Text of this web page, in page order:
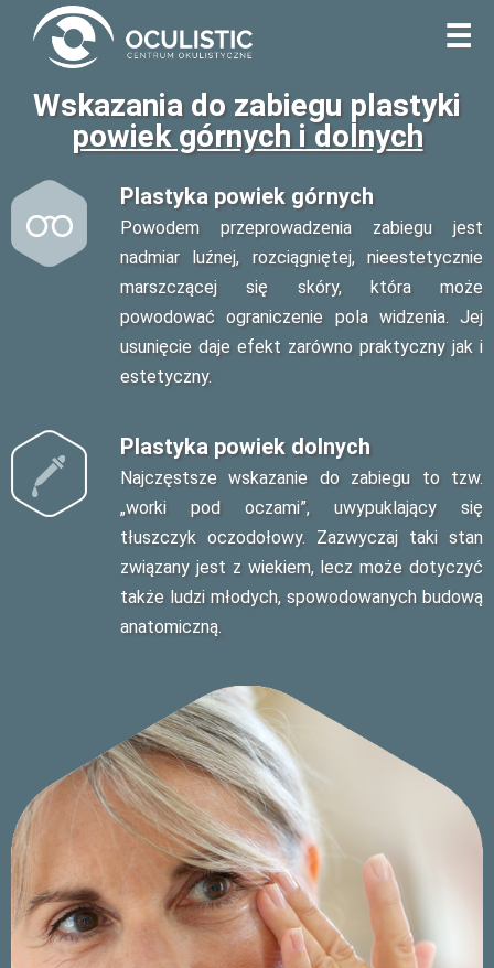
☰
Wskazania do zabiegu plastyki
powiek górnych i dolnych
Plastyka powiek górnych
Powodem przeprowadzenia zabiegu jest
nadmiar luźnej, rozciągniętej, nieestetycznie
marszczącej się skóry, która może
powodować ograniczenie pola widzenia. Jej
usunięcie daje efekt zarówno praktyczny jak i
estetyczny.
Plastyka powiek dolnych
Najczęstsze wskazanie do zabiegu to tzw.
„worki pod oczami”, uwypuklający się
tłuszczyk oczodołowy. Zazwyczaj taki stan
związany jest z wiekiem, lecz może dotyczyć
także ludzi młodych, spowodowanych budową
anatomiczną.